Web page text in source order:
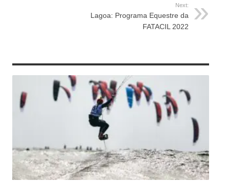
Next:
Lagoa: Programa Equestre da
FATACIL 2022